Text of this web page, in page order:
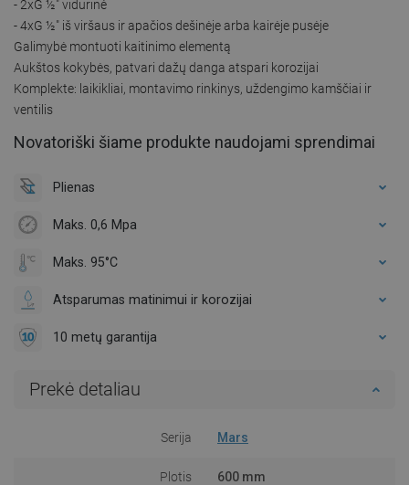
- 2xG ½″ vidurinė
- 4xG ½″ iš viršaus ir apačios dešinėje arba kairėje pusėje
Galimybė montuoti kaitinimo elementą
Aukštos kokybės, patvari dažų danga atspari korozijai
Komplekte: laikikliai, montavimo rinkinys, uždengimo kamščiai ir
ventilis
Novatoriški šiame produkte naudojami sprendimai
Plienas
Maks. 0,6 Mpa
Maks. 95°C
Atsparumas matinimui ir korozijai
10 metų garantija
Prekė detaliau
Serija Mars
Plotis 600 mm